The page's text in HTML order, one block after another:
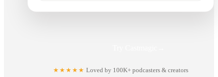
★★★★★ Loved by 100K+ podcasters & creators